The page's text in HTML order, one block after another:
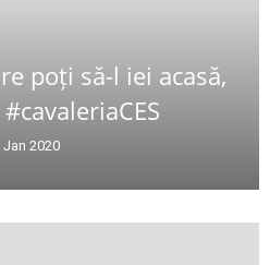
poți să-l iei acasă,
Jan 2020